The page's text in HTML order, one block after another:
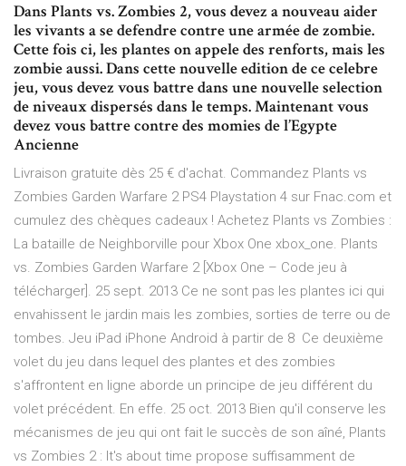
Dans Plants vs. Zombies 2, vous devez a nouveau aider
les vivants a se defendre contre une armée de zombie.
Cette fois ci, les plantes on appele des renforts, mais les
zombie aussi. Dans cette nouvelle edition de ce celebre
jeu, vous devez vous battre dans une nouvelle selection
de niveaux dispersés dans le temps. Maintenant vous
devez vous battre contre des momies de l’Egypte
Ancienne
Livraison gratuite dès 25 € d'achat. Commandez Plants vs
Zombies Garden Warfare 2 PS4 Playstation 4 sur Fnac.com et
cumulez des chèques cadeaux ! Achetez Plants vs Zombies :
La bataille de Neighborville pour Xbox One xbox_one. Plants
vs. Zombies Garden Warfare 2 [Xbox One – Code jeu à
télécharger]. 25 sept. 2013 Ce ne sont pas les plantes ici qui
envahissent le jardin mais les zombies, sorties de terre ou de
tombes. Jeu iPad iPhone Android à partir de 8 Ce deuxième
volet du jeu dans lequel des plantes et des zombies
s'affrontent en ligne aborde un principe de jeu différent du
volet précédent. En effe. 25 oct. 2013 Bien qu'il conserve les
mécanismes de jeu qui ont fait le succès de son aîné, Plants
vs Zombies 2 : It's about time propose suffisamment de